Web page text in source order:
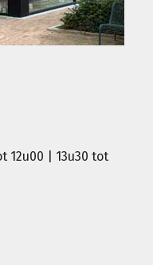
12u00 | 13u30 tot